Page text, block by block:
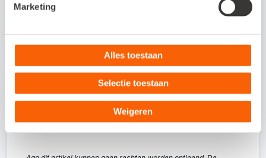
Marketing
Alles toestaan
Selectie toestaan
Weigeren
ondernemer alle mogelijkheden van een
zakelijke rekening – tegen een
aantrekkelijke prijs. Ben je benieuwd wat dit
voor jou kan betekenen?